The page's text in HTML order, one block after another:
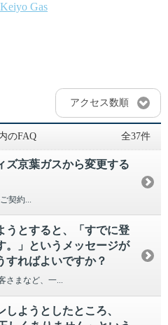
アクセス数順
のFAQ 全37件
ズ京葉ガスから変更する
契約...
うとすると、「すでに登
。」というメッセージが
すればよいですか？
さまなど、一...
ようとしたところ、